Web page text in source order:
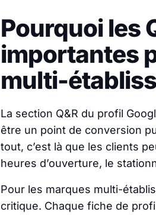
Pourquoi les
importantes
multi-
La section Q&R du profil
être un point de conversion
tout, c’est là que les clients
heures d’ouverture, le
Pour les marques multi-
critique. Chaque fiche de